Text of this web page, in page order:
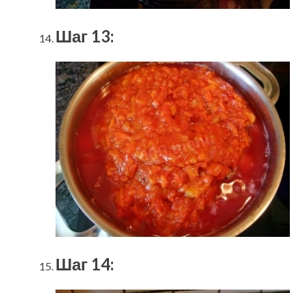
Шаг 13:
Шаг 14: